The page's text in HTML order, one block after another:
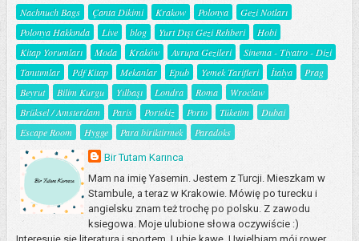
Nachnuch Bags
Çanta Dikimi Krakow Polonya
Gezi Notları
Polonya Hakkında
Live blog Yurt Dışı Gezi Rehberi
Hobi
Kitap Yorumları
Moda Kraków Avrupa Gezileri
Sinema - Tiyatro - Dizi
Tanıtımlar
Pdf Kitap Mekanlar Epub Yemek Tarifleri İtalya
Prag
Beyrut
Bilim Kurgu Yılbaşı Londra Roma
Wroclaw
Brüksel / Amsterdam
Paris Portekiz Porto Tüketim
Dubai
Escape Room
Hygge Para biriktirmek Paradoks
Bir Tutam Karınca
Mam na imię Yasemin. Jestem z Turcji. Mieszkam w
Stambule, a teraz w Krakowie. Mówię po turecku i
angielsku znam też trochę po polsku. Z zawodu
ksiegowa. Moje ulubione słowa oczywiście :)